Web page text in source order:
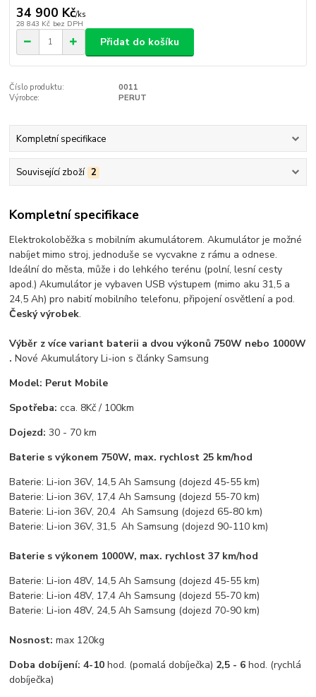
34 900 Kč/ks
28 843 Kč bez DPH
Přidat do košíku
Číslo produktu:
0011
Výrobce:
PERUT
Kompletní specifikace
Související zboží 2
Kompletní specifikace
Elektrokoloběžka s mobilním akumulátorem. Akumulátor je možné
nabíjet mimo stroj, jednoduše se vycvakne z rámu a odnese.
Ideální do města, může i do lehkého terénu (polní, lesní cesty
apod.) Akumulátor je vybaven USB výstupem (mimo aku 31,5 a
24,5 Ah) pro nabití mobilního telefonu, připojení osvětlení a pod.
Český výrobek.
Výběr z více variant baterii a dvou výkonů 750W nebo 1000W
. Nové Akumulátory Li-ion s články Samsung
Model: Perut Mobile
Spotřeba:cca. 8Kč / 100km
Dojezd: 30 - 70 km
Baterie s výkonem 750W, max. rychlost 25 km/hod
Baterie: Li-ion 36V, 14,5 Ah Samsung (dojezd 45-55 km)
Baterie: Li-ion 36V, 17,4 Ah Samsung (dojezd 55-70 km)
Baterie: Li-ion 36V, 20,4 Ah Samsung (dojezd 65-80 km)
Baterie: Li-ion 36V, 31,5 Ah Samsung (dojezd 90-110 km)
Baterie s výkonem 1000W, max. rychlost 37 km/hod
Baterie: Li-ion 48V, 14,5 Ah Samsung (dojezd 45-55 km)
Baterie: Li-ion 48V, 17,4 Ah Samsung (dojezd 55-70 km)
Baterie: Li-ion 48V, 24,5 Ah Samsung (dojezd 70-90 km)
Nosnost: max 120kg
Doba dobíjení: 4-10 hod. (pomalá dobíječka) 2,5 - 6 hod. (rychlá
dobíječka)